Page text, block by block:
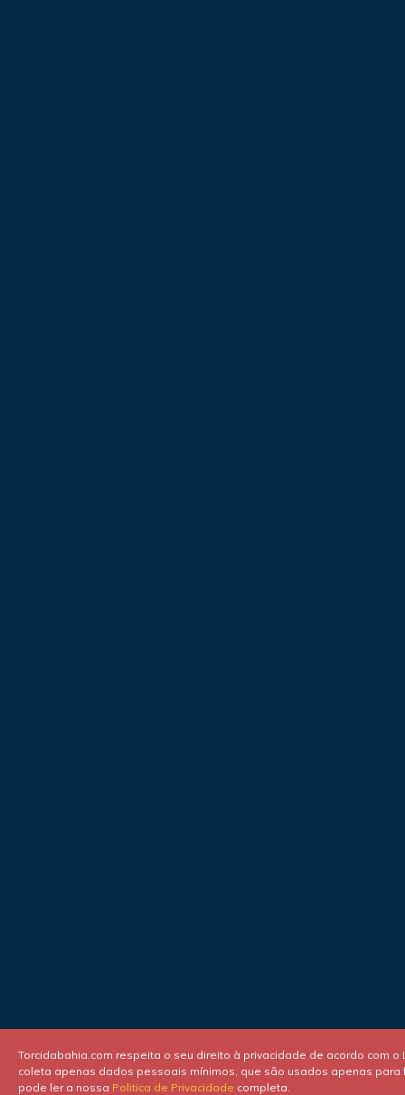
Torcidabahia.com respeita o seu direito à privacidade de acordo com o
coleta apenas dados pessoais mínimos, que são usados apenas para
pode ler a nossa Politica de Privacidade completa.